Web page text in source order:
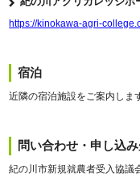
https://kinokawa-agri-
宿泊
近隣の宿泊施設をご案内しま
問い合わせ・申し込
紀の川市新規就農者受入協議